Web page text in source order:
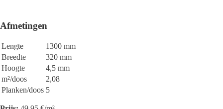
Afmetingen
Lengte
1300 mm
Breedte
320 mm
Hoogte
4,5 mm
m²/doos
2,08
Planken/doos 5